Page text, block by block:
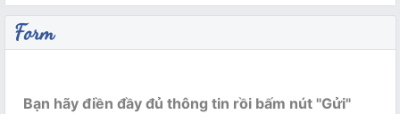
Form
Bạn hãy điền đầy đủ thông tin rồi bấm nút "Gửi"